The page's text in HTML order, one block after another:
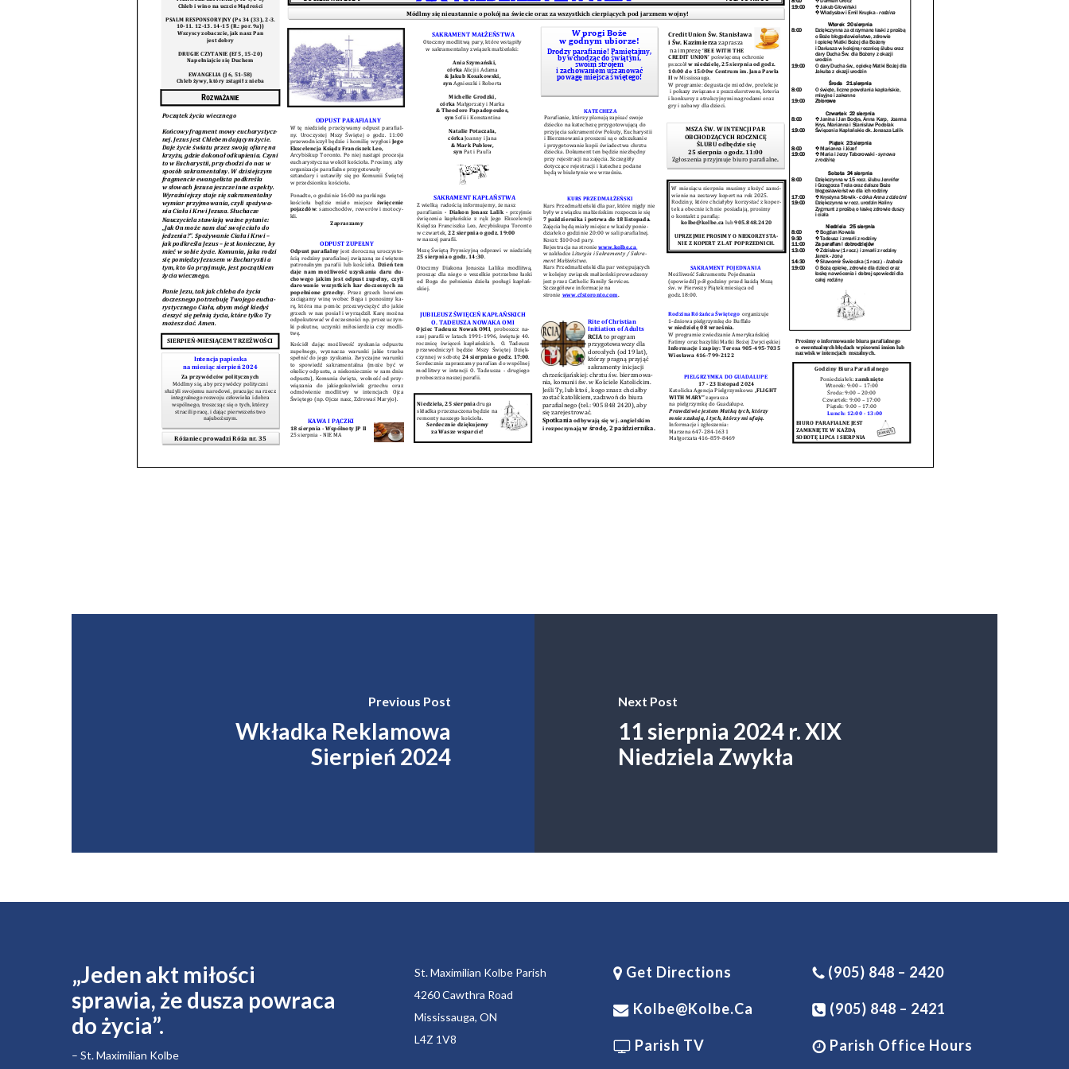
Previous Post
Wkładka Reklamowa
Sierpień 2024
Next Post
11 sierpnia 2024 r. XIX
Niedziela Zwykła
„Jeden akt miłości
sprawia, że ​​dusza powraca
do życia”.
– St. Maximilian Kolbe
St. Maximilian Kolbe Parish
4260 Cawthra Road
Mississauga, ON
L4Z 1V8
Get Directions
Kolbe@kolbe.ca
Parish TV
(905) 848 – 2420
(905) 848 – 2421
Parish Office Hours